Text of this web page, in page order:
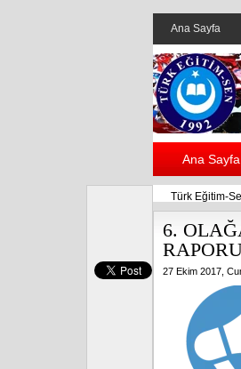
Ana Sayfa
Ana Sayfa
Türk Eğitim-
6.
27 Ekim 2017,